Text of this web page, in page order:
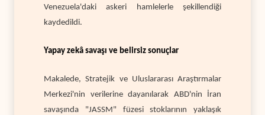
Venezuela'daki askeri hamlelerle şekillendiği
kaydedildi.
Yapay zekâ savaşı ve belirsiz sonuçlar
Makalede, Stratejik ve Uluslararası Araştırmalar
Merkezi'nin verilerine dayanılarak ABD'nin İran
savaşında "JASSM" füzesi stoklarının yaklaşık